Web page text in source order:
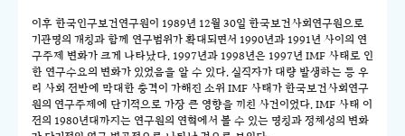
이후 한국인구보건연구원이 1989년 12월 30일 한국보건사회연구원으로
기관명의 개칭과 함께 연구범위가 확대되면서 1990년과 1991년 사이의 연
구주제 변화가 크게 나타났다. 1997년과 1998년은 1997년 IMF 사태로 인
한 연구수요의 변화가 있었음을 알 수 있다. 실직자가 대량 발생하는 등 우
리 사회 전반에 막대한 충격이 가해진 소위 IMF 사태가 한국보건사회연구
원의 연구주제에 단기적으로 가장 큰 영향을 끼친 사건이었다. IMF 사태 이
전의 1980년대까지는 연구원의 연혁에서 볼 수 있는 명칭과 정체성의 변화